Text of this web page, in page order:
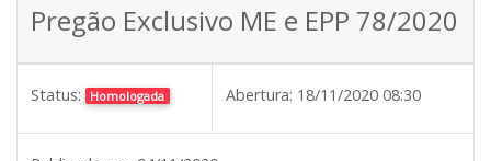
Pregão Exclusivo ME e EPP 78/2020
Status: Homologada Abertura: 18/11/2020 08:30